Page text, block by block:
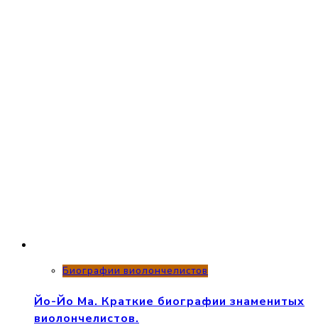
Биографии виолончелистов
Йо-Йо Ма. Краткие биографии знаменитых
виолончелистов.